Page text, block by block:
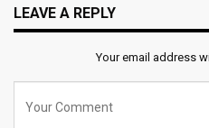
LEAVE A REPLY
Your email address